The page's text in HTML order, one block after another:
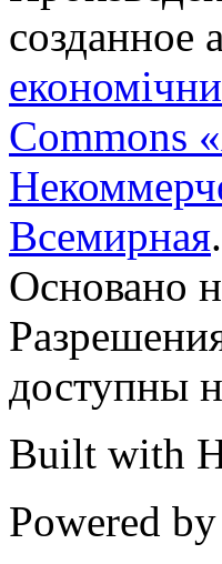
созданное
Commons
Всемирная.
Основано
доступны
Built with
Powered by